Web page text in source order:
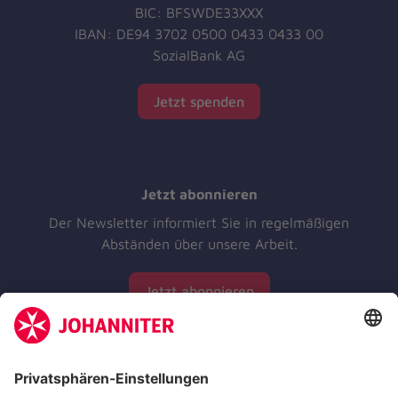
BIC: BFSWDE33XXX
IBAN: DE94 3702 0500 0433 0433 00
SozialBank AG
Jetzt spenden
Jetzt abonnieren
Der Newsletter informiert Sie in regelmäßigen
Abständen über unsere Arbeit.
Jetzt abonnieren